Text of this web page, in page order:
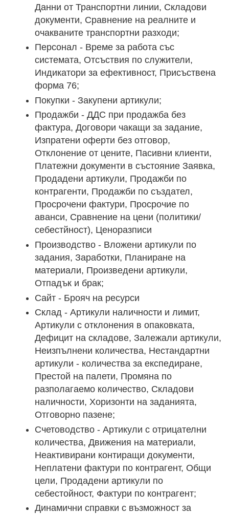
Данни от Транспортни линии, Складови
документи, Сравнение на реалните и
очакваните транспортни разходи;
Персонал - Време за работа със
системата, Отсъствия по служители,
Индикатори за ефективност, Присъствена
форма 76;
Покупки - Закупени артикули;
Продажби - ДДС при продажба без
фактура, Договори чакащи за задание,
Изпратени оферти без отговор,
Отклонение от цените, Пасивни клиенти,
Платежни документи в състояние Заявка,
Продадени артикули, Продажби по
контрагенти, Продажби по създател,
Просрочени фактури, Просрочие по
аванси, Сравнение на цени (политики/
себестйност), Ценоразписи
Производство - Вложени артикули по
задания, Заработки, Планиране на
материали, Произведени артикули,
Отпадък и брак;
Сайт - Брояч на ресурси
Склад - Артикули наличности и лимит,
Артикули с отклонения в опаковката,
Дефицит на складове, Залежали артикули,
Неизпълнени количества, Нестандартни
артикули - количества за експедиране,
Престой на палети, Промяна по
разполагаемо количество, Складови
наличности, Хоризонти на заданията,
Отговорно пазене;
Счетоводство - Артикули с отрицателни
количества, Движения на материали,
Неактивирани контиращи документи,
Неплатени фактури по контрагент, Общи
цели, Продадени артикули по
себестойност, Фактури по контрагент;
Динамични справки с възможност за